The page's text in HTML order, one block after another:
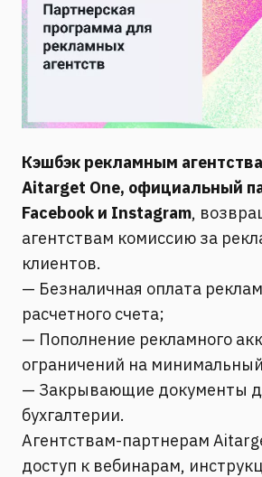
Кэшбэк рекламным
Aitarget One, официальный
Facebook и Instagram,
агентствам комиссию за
клиентов.
— Безналичная оплата
расчетного счета;
— Пополнение рекламного
ограничений на
— Закрывающие документы
бухгалтерии.
Агентствам-партнерам
доступ к вебинарам,